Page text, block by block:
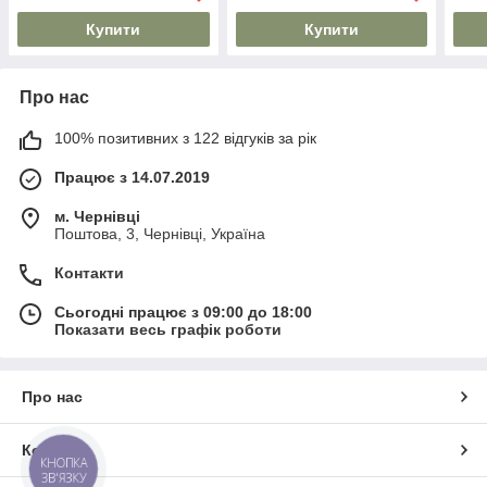
Купити Купити
Про нас
100% позитивних з 122 відгуків за рік
Працює з 14.07.2019
м. Чернівці
Поштова, 3, Чернівці, Україна
Контакти
Сьогодні працює з 09:00 до 18:00
Показати весь графік роботи
Про нас
Контакти
КНОПКА
ЗВ'ЯЗКУ